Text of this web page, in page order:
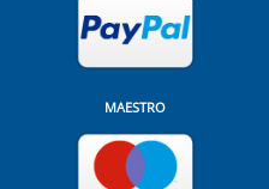
MAESTRO